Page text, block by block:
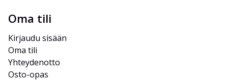
Oma tili
Kirjaudu sisään
Oma tili
Yhteydenotto
Osto-opas